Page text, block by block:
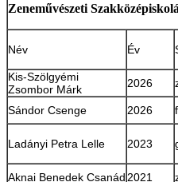
Zeneművészeti
Név Év
Kis-Szölgyémi
Zsombor Márk
2026
Sándor Csenge
2026
Ladányi Petra Lelle 2023
Aknai Benedek Csanád 2021